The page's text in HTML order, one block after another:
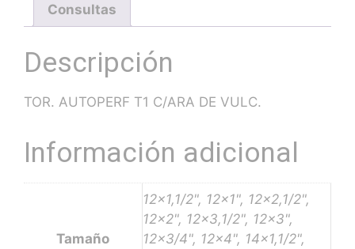
Consultas
Descripción
TOR. AUTOPERF T1 C/ARA DE VULC.
Información adicional
Tamaño
12×1,1/2", 12×1", 12×2,1/2",
12×2", 12×3,1/2", 12×3",
12×3/4", 12×4", 14×1,1/2",